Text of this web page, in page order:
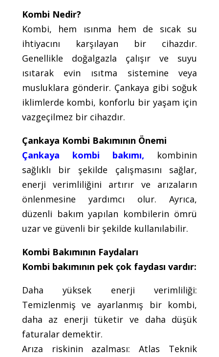
Kombi Nedir?
Kombi, hem ısınma hem de sıcak su
ihtiyacını karşılayan bir cihazdır.
Genellikle doğalgazla çalışır ve suyu
ısıtarak evin ısıtma sistemine veya
musluklara gönderir. Çankaya gibi soğuk
iklimlerde kombi, konforlu bir yaşam için
vazgeçilmez bir cihazdır.
Çankaya Kombi Bakımının Önemi
Çankaya kombi bakımı, kombinin
sağlıklı bir şekilde çalışmasını sağlar,
enerji verimliliğini artırır ve arızaların
önlenmesine yardımcı olur. Ayrıca,
düzenli bakım yapılan kombilerin ömrü
uzar ve güvenli bir şekilde kullanılabilir.
Kombi Bakımının Faydaları
Kombi bakımının pek çok faydası vardır:
Daha yüksek enerji verimliliği:
Temizlenmiş ve ayarlanmış bir kombi,
daha az enerji tüketir ve daha düşük
faturalar demektir.
Arıza riskinin azalması: Atlas Teknik